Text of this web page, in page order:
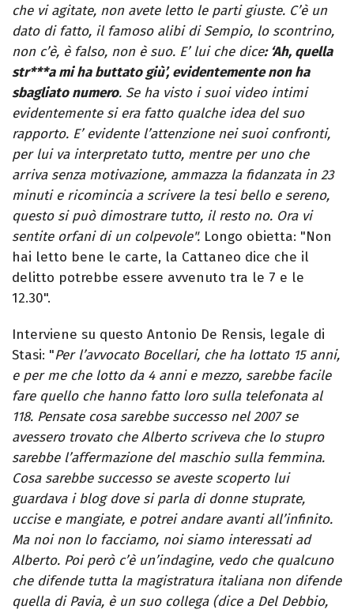
che vi agitate, non avete letto le parti giuste. C’è un
dato di fatto, il famoso alibi di Sempio, lo scontrino,
non c’è, è falso, non è suo. E’ lui che dice: ‘Ah, quella
str***a mi ha buttato giù’, evidentemente non ha
sbagliato numero. Se ha visto i suoi video intimi
evidentemente si era fatto qualche idea del suo
rapporto. E’ evidente l’attenzione nei suoi confronti,
per lui va interpretato tutto, mentre per uno che
arriva senza motivazione, ammazza la fidanzata in 23
minuti e ricomincia a scrivere la tesi bello e sereno,
questo si può dimostrare tutto, il resto no. Ora vi
sentite orfani di un colpevole". Longo obietta: "Non
hai letto bene le carte, la Cattaneo dice che il
delitto potrebbe essere avvenuto tra le 7 e le
12.30".
Interviene su questo Antonio De Rensis, legale di
Stasi: "Per l’avvocato Bocellari, che ha lottato 15 anni,
e per me che lotto da 4 anni e mezzo, sarebbe facile
fare quello che hanno fatto loro sulla telefonata al
118. Pensate cosa sarebbe successo nel 2007 se
avessero trovato che Alberto scriveva che lo stupro
sarebbe l’affermazione del maschio sulla femmina.
Cosa sarebbe successo se aveste scoperto lui
guardava i blog dove si parla di donne stuprate,
uccise e mangiate, e potrei andare avanti all’infinito.
Ma noi non lo facciamo, noi siamo interessati ad
Alberto. Poi però c’è un’indagine, vedo che qualcuno
che difende tutta la magistratura italiana non difende
quella di Pavia, è un suo collega (dice a Del Debbio,